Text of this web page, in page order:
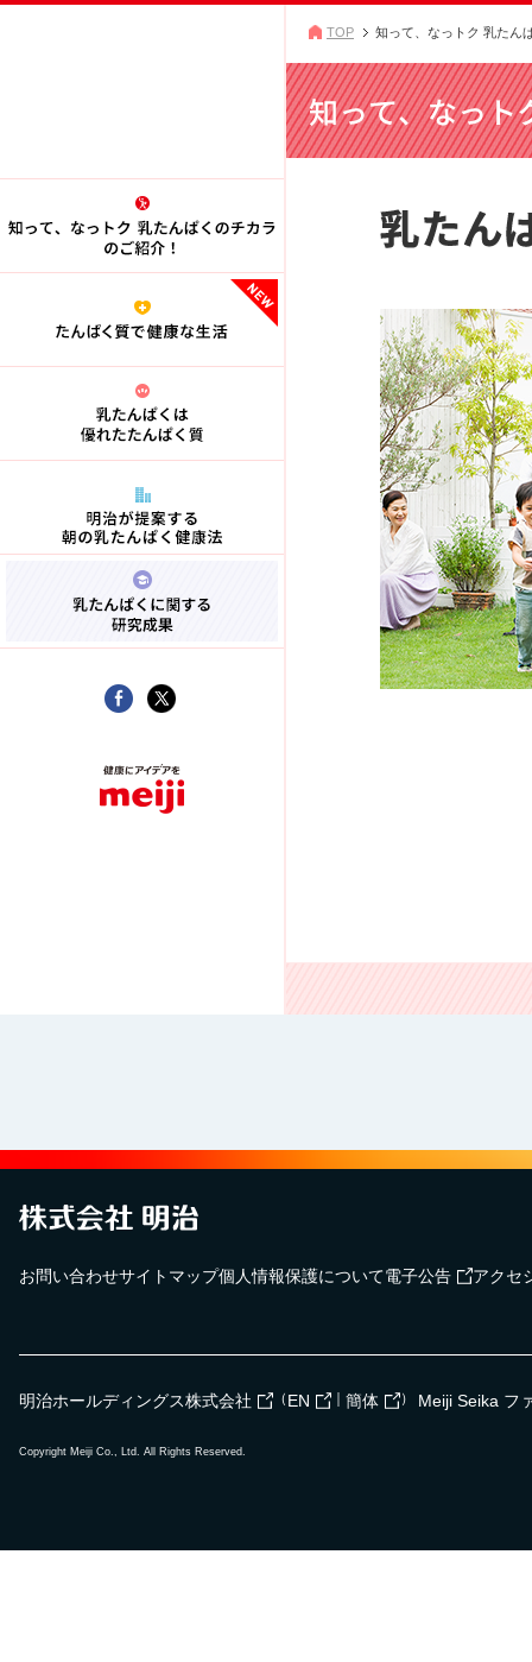
TOP 知って、なっトク 乳た
お問い合わせサイトマップ個人情報保護について電子公告 アクセ
明治ホールディングス株式会社 （ EN 簡体 ） Meiji Seika フ
Copyright Meiji Co., Ltd. All Rights Reserved.